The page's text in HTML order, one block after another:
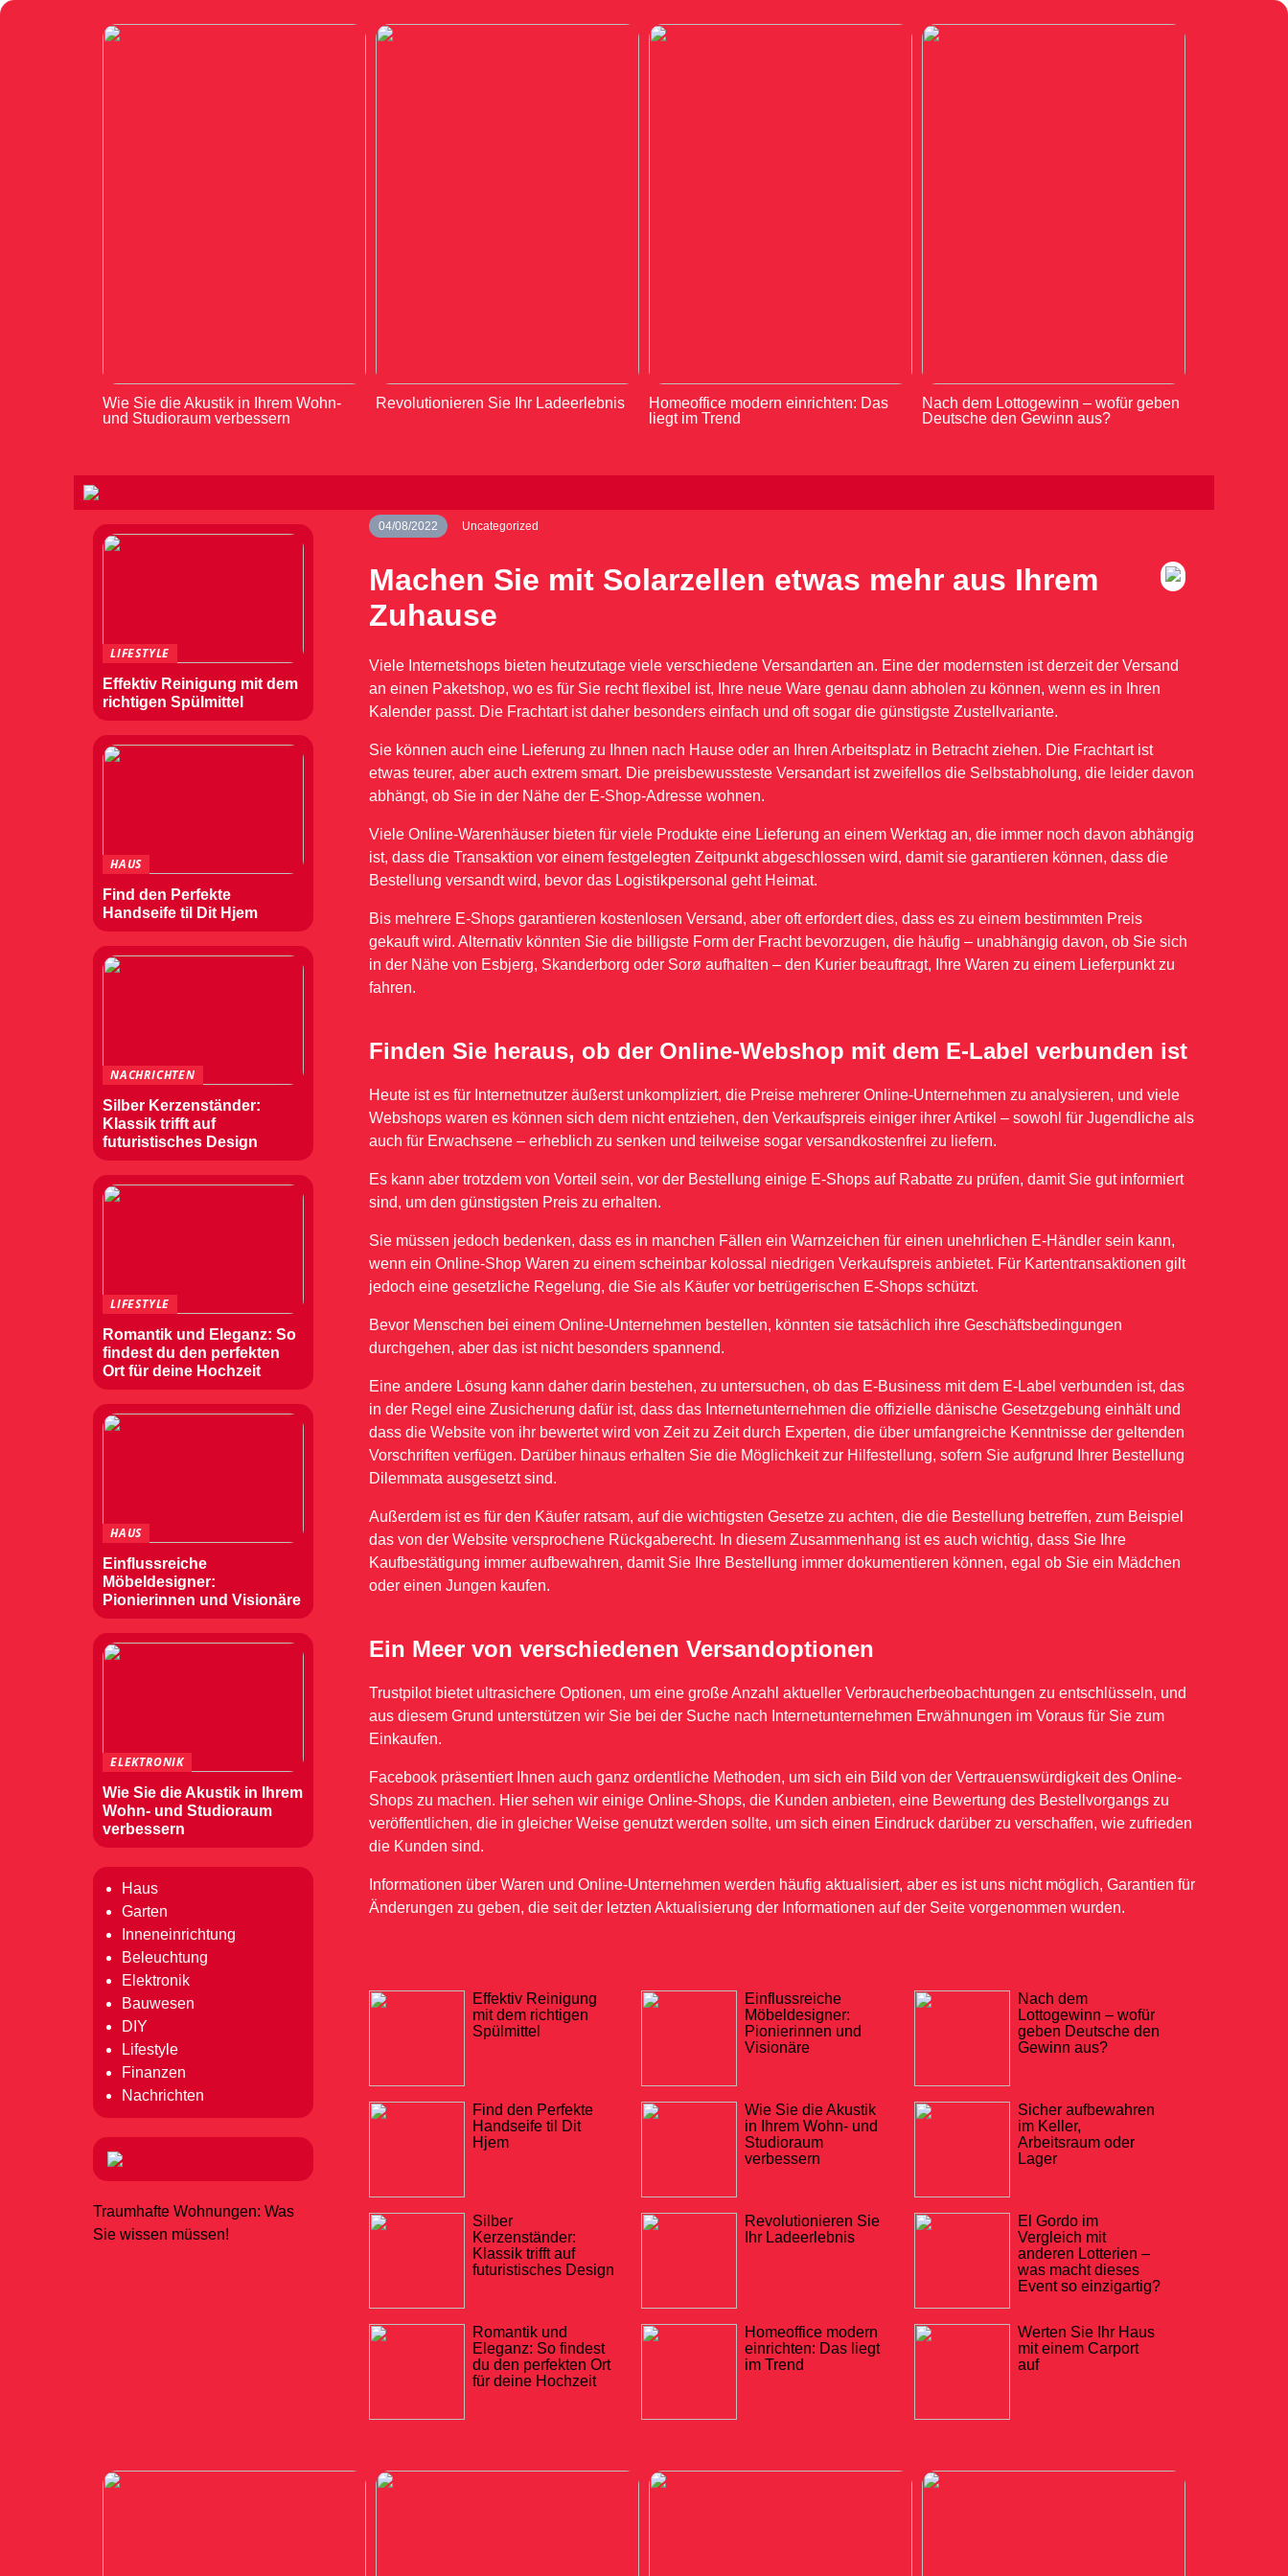
Wie Sie die Akustik in Ihrem Wohn-
und Studioraum verbessern
Revolutionieren Sie Ihr Ladeerlebnis
Homeoffice modern einrichten: Das
liegt im Trend
Nach dem Lottogewinn – wofür geben
Deutsche den Gewinn aus?
04/08/2022 Uncategorized
Machen Sie mit Solarzellen etwas mehr aus Ihrem
Zuhause
Viele Internetshops bieten heutzutage viele verschiedene Versandarten an. Eine der modernsten ist derzeit der Versand
an einen Paketshop, wo es für Sie recht flexibel ist, Ihre neue Ware genau dann abholen zu können, wenn es in Ihren
Kalender passt. Die Frachtart ist daher besonders einfach und oft sogar die günstigste Zustellvariante.
Sie können auch eine Lieferung zu Ihnen nach Hause oder an Ihren Arbeitsplatz in Betracht ziehen. Die Frachtart ist
etwas teurer, aber auch extrem smart. Die preisbewussteste Versandart ist zweifellos die Selbstabholung, die leider davon
abhängt, ob Sie in der Nähe der E-Shop-Adresse wohnen.
Viele Online-Warenhäuser bieten für viele Produkte eine Lieferung an einem Werktag an, die immer noch davon abhängig
ist, dass die Transaktion vor einem festgelegten Zeitpunkt abgeschlossen wird, damit sie garantieren können, dass die
Bestellung versandt wird, bevor das Logistikpersonal geht Heimat.
Bis mehrere E-Shops garantieren kostenlosen Versand, aber oft erfordert dies, dass es zu einem bestimmten Preis
gekauft wird. Alternativ könnten Sie die billigste Form der Fracht bevorzugen, die häufig – unabhängig davon, ob Sie sich
in der Nähe von Esbjerg, Skanderborg oder Sorø aufhalten – den Kurier beauftragt, Ihre Waren zu einem Lieferpunkt zu
fahren.
Finden Sie heraus, ob der Online-Webshop mit dem E-Label verbunden ist
Heute ist es für Internetnutzer äußerst unkompliziert, die Preise mehrerer Online-Unternehmen zu analysieren, und viele
Webshops waren es können sich dem nicht entziehen, den Verkaufspreis einiger ihrer Artikel – sowohl für Jugendliche als
auch für Erwachsene – erheblich zu senken und teilweise sogar versandkostenfrei zu liefern.
Es kann aber trotzdem von Vorteil sein, vor der Bestellung einige E-Shops auf Rabatte zu prüfen, damit Sie gut informiert
sind, um den günstigsten Preis zu erhalten.
Sie müssen jedoch bedenken, dass es in manchen Fällen ein Warnzeichen für einen unehrlichen E-Händler sein kann,
wenn ein Online-Shop Waren zu einem scheinbar kolossal niedrigen Verkaufspreis anbietet. Für Kartentransaktionen gilt
jedoch eine gesetzliche Regelung, die Sie als Käufer vor betrügerischen E-Shops schützt.
Bevor Menschen bei einem Online-Unternehmen bestellen, könnten sie tatsächlich ihre Geschäftsbedingungen
durchgehen, aber das ist nicht besonders spannend.
Eine andere Lösung kann daher darin bestehen, zu untersuchen, ob das E-Business mit dem E-Label verbunden ist, das
in der Regel eine Zusicherung dafür ist, dass das Internetunternehmen die offizielle dänische Gesetzgebung einhält und
dass die Website von ihr bewertet wird von Zeit zu Zeit durch Experten, die über umfangreiche Kenntnisse der geltenden
Vorschriften verfügen. Darüber hinaus erhalten Sie die Möglichkeit zur Hilfestellung, sofern Sie aufgrund Ihrer Bestellung
Dilemmata ausgesetzt sind.
Außerdem ist es für den Käufer ratsam, auf die wichtigsten Gesetze zu achten, die die Bestellung betreffen, zum Beispiel
das von der Website versprochene Rückgaberecht. In diesem Zusammenhang ist es auch wichtig, dass Sie Ihre
Kaufbestätigung immer aufbewahren, damit Sie Ihre Bestellung immer dokumentieren können, egal ob Sie ein Mädchen
oder einen Jungen kaufen.
Ein Meer von verschiedenen Versandoptionen
Trustpilot bietet ultrasichere Optionen, um eine große Anzahl aktueller Verbraucherbeobachtungen zu entschlüsseln, und
aus diesem Grund unterstützen wir Sie bei der Suche nach Internetunternehmen Erwähnungen im Voraus für Sie zum
Einkaufen.
Facebook präsentiert Ihnen auch ganz ordentliche Methoden, um sich ein Bild von der Vertrauenswürdigkeit des Online-
Shops zu machen. Hier sehen wir einige Online-Shops, die Kunden anbieten, eine Bewertung des Bestellvorgangs zu
veröffentlichen, die in gleicher Weise genutzt werden sollte, um sich einen Eindruck darüber zu verschaffen, wie zufrieden
die Kunden sind.
Informationen über Waren und Online-Unternehmen werden häufig aktualisiert, aber es ist uns nicht möglich, Garantien für
Änderungen zu geben, die seit der letzten Aktualisierung der Informationen auf der Seite vorgenommen wurden.
Effektiv Reinigung
mit dem richtigen
Spülmittel
Find den Perfekte
Handseife til Dit
Hjem
Silber
Kerzenständer:
Klassik trifft auf
futuristisches Design
Romantik und
Eleganz: So findest
du den perfekten Ort
für deine Hochzeit
Einflussreiche
Möbeldesigner:
Pionierinnen und
Visionäre
Wie Sie die Akustik
in Ihrem Wohn- und
Studioraum
verbessern
Revolutionieren Sie
Ihr Ladeerlebnis
Homeoffice modern
einrichten: Das liegt
im Trend
Nach dem
Lottogewinn – wofür
geben Deutsche den
Gewinn aus?
Sicher aufbewahren
im Keller,
Arbeitsraum oder
Lager
El Gordo im
Vergleich mit
anderen Lotterien –
was macht dieses
Event so einzigartig?
Werten Sie Ihr Haus
mit einem Carport
auf
LIFESTYLE
Effektiv Reinigung mit dem
richtigen Spülmittel
HAUS
Find den Perfekte
Handseife til Dit Hjem
NACHRICHTEN
Silber Kerzenständer:
Klassik trifft auf
futuristisches Design
LIFESTYLE
Romantik und Eleganz: So
findest du den perfekten
Ort für deine Hochzeit
HAUS
Einflussreiche
Möbeldesigner:
Pionierinnen und Visionäre
ELEKTRONIK
Wie Sie die Akustik in Ihrem
Wohn- und Studioraum
verbessern
Haus
Garten
Inneneinrichtung
Beleuchtung
Elektronik
Bauwesen
DIY
Lifestyle
Finanzen
Nachrichten
Traumhafte Wohnungen: Was
Sie wissen müssen!